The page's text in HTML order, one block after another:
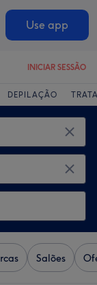
Use app
INICIAR SESSÃO
DEPILAÇÃO
Salões